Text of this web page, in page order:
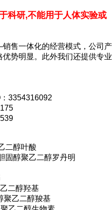
科研,不能用于人体实验或
售一体化的经营模式，公司产
势明显。此外我们还提供专业
3354316092
二醇叶酸
固醇聚乙二醇罗丹明
二醇羟基
聚乙二醇羧基